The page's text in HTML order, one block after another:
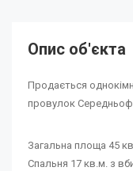
Опис об'єкта
Продається
провулок
Загальна площа 45
Спальня 17 кв.м. з